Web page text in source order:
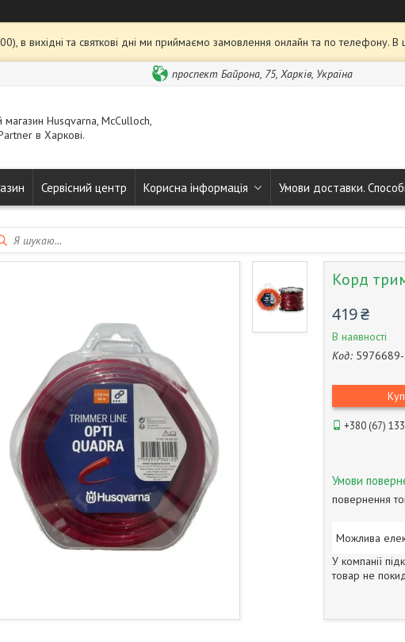
в вихідні та святкові дні ми приймаємо замовлення онлайн та по телефону.
проспект Байрона, 75, Харків, Україна
магазин Husqvarna, McCulloch,
в Харкові.
Сервісний центр Корисна інформація Умови доставки.
Корд
419 ₴
В наявності
Код:
+380 (67)
повернення
У компанії
товар не